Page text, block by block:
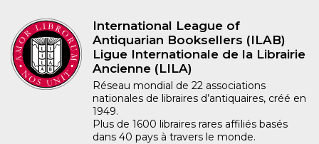
International League of
Antiquarian Booksellers (ILAB)
Ligue Internationale de la Librairie
Ancienne (LILA)
Réseau mondial de 22 associations
nationales de libraires d’antiquaires, créé en
1949.
Plus de 1600 libraires rares affiliés basés
dans 40 pays à travers le monde.